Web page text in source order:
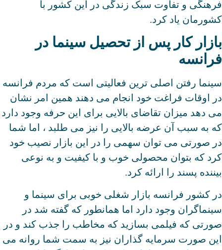
فرهنگی و تفاوت سبک زندگی در این کشور با
کشورمان یاد کرد.
بازار کار پس از تحصیل سینما در
فرانسه
سینما رفتن اصلی ترین فعالیتی است که مردم فرانسه
در اوقات فراغت خود انجام می دهند همین امر نشان
می دهد میزان تقاضای بالایی برای این حرفه وجود دارد
که به سبب آن عرضه بالایی را نیز می طلبد ، اما شما
در صورتی می توان سهمی را در این بازار نصیب خود
کرد که بتوان محصولی خوب و با کیفیت و به نوعی
بیننده پسند را ارائه کرد.
در کشور فرانسه بازار شغلی خوبی برای سینما و
سینماگران وجود دارد اما همانطور که گفته شد در
صورتی که فیلمی بسازید که مخاطب را جذب کند و در
این صورت سرمایه گذاران نیز به سمت شما روانه می